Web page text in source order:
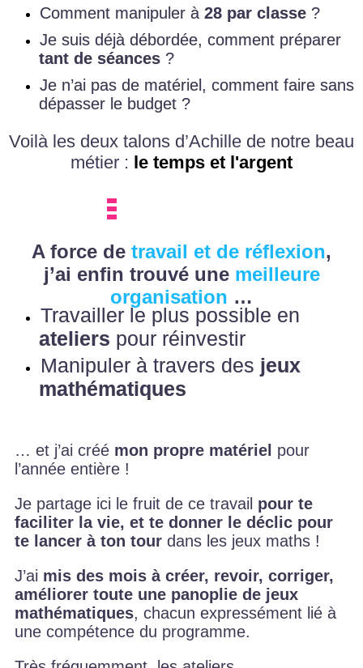
Comment manipuler à 28 par classe ?
Je suis déjà débordée, comment préparer
tant de séances ?
​Je n’ai pas de matériel, comment faire sans
dépasser le budget ?
Voilà les deux talons d’Achille de notre beau
métier : le temps et l'argent
A force de travail et de réflexion,
j’ai enfin trouvé une meilleure
organisation …
Travailler le plus possible en
ateliers pour réinvestir
Manipuler à travers des jeux
mathématiques
… et j’ai créé mon propre matériel pour
l’année entière !
Je partage ici le fruit de ce travail pour te
faciliter la vie, et te donner le déclic pour
te lancer à ton tour dans les jeux maths !
J’ai mis des mois à créer, revoir, corriger,
améliorer toute une panoplie de jeux
mathématiques, chacun expressément lié à
une compétence du programme.